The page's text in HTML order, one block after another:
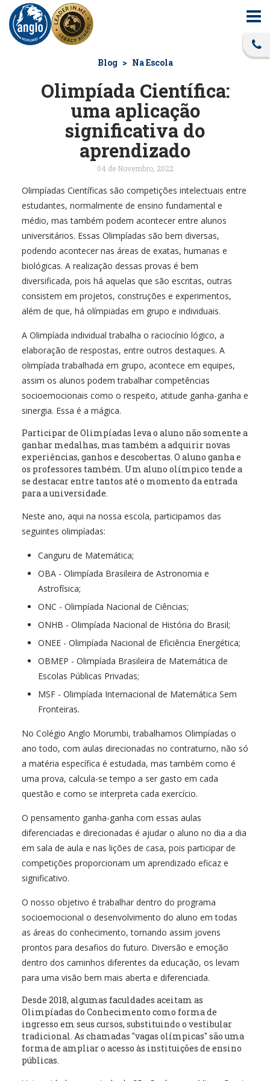
Blog Na Escola
Olimpíada Científica:
uma aplicação
significativa do
aprendizado
04 de Novembro, 2022
Olimpíadas Científicas são competições intelectuais entre
estudantes, normalmente de ensino fundamental e
médio, mas também podem acontecer entre alunos
universitários. Essas Olimpíadas são bem diversas,
podendo acontecer nas áreas de exatas, humanas e
biológicas. A realização dessas provas é bem
diversificada, pois há aquelas que são escritas, outras
consistem em projetos, construções e experimentos,
além de que, há olímpiadas em grupo e individuais.
A Olimpíada individual trabalha o raciocínio lógico, a
elaboração de respostas, entre outros destaques. A
olimpíada trabalhada em grupo, acontece em equipes,
assim os alunos podem trabalhar competências
socioemocionais como o respeito, atitude ganha-ganha e
sinergia. Essa é a mágica.
Participar de Olimpíadas leva o aluno não somente a
ganhar medalhas, mas também a adquirir novas
experiências, ganhos e descobertas. O aluno ganha e
os professores também. Um aluno olímpico tende a
se destacar entre tantos até o momento da entrada
para a universidade.
Neste ano, aqui na nossa escola, participamos das
seguintes olimpíadas:
Canguru de Matemática;
OBA - Olimpíada Brasileira de Astronomia e
Astrofísica;
ONC - Olimpíada Nacional de Ciências;
ONHB - Olimpíada Nacional de História do Brasil;
ONEE - Olimpíada Nacional de Eficiência Energética;
OBMEP - Olimpíada Brasileira de Matemática de
Escolas Públicas Privadas;
MSF - Olimpíada Internacional de Matemática Sem
Fronteiras.
No Colégio Anglo Morumbi, trabalhamos Olimpíadas o
ano todo, com aulas direcionadas no contraturno, não só
a matéria específica é estudada, mas também como é
uma prova, calcula-se tempo a ser gasto em cada
questão e como se interpreta cada exercício.
O pensamento ganha-ganha com essas aulas
diferenciadas e direcionadas é ajudar o aluno no dia a dia
em sala de aula e nas lições de casa, pois participar de
competições proporcionam um aprendizado eficaz e
significativo.
O nosso objetivo é trabalhar dentro do programa
socioemocional o desenvolvimento do aluno em todas
as áreas do conhecimento, tornando assim jovens
prontos para desafios do futuro. Diversão e emoção
dentro dos caminhos diferentes da educação, os levam
para uma visão bem mais aberta e diferenciada.
Desde 2018, algumas faculdades aceitam as
Olimpíadas do Conhecimento como forma de
ingresso em seus cursos, substituindo o vestibular
tradicional. As chamadas "vagas olímpicas" são uma
forma de ampliar o acesso às instituições de ensino
públicas.